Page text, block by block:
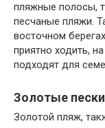
пляжные полосы,
песчаные пляжи.
восточном
приятно ходить,
подходят для
Золотые
Золотой пляж,